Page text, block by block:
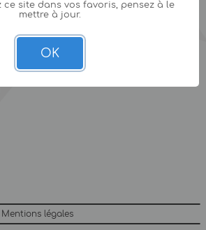
Mentions légales
ce site dans vos favoris, pensez à le
mettre à jour.
OK